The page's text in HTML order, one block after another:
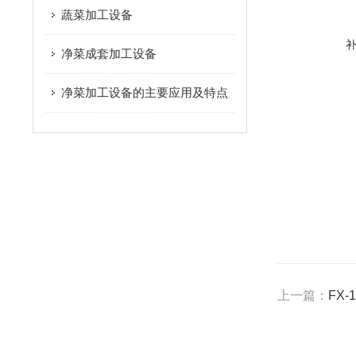
蔬菜加工设备
净菜成套加工设备
净菜加工设备的主要应用及特点
上一篇： FX-